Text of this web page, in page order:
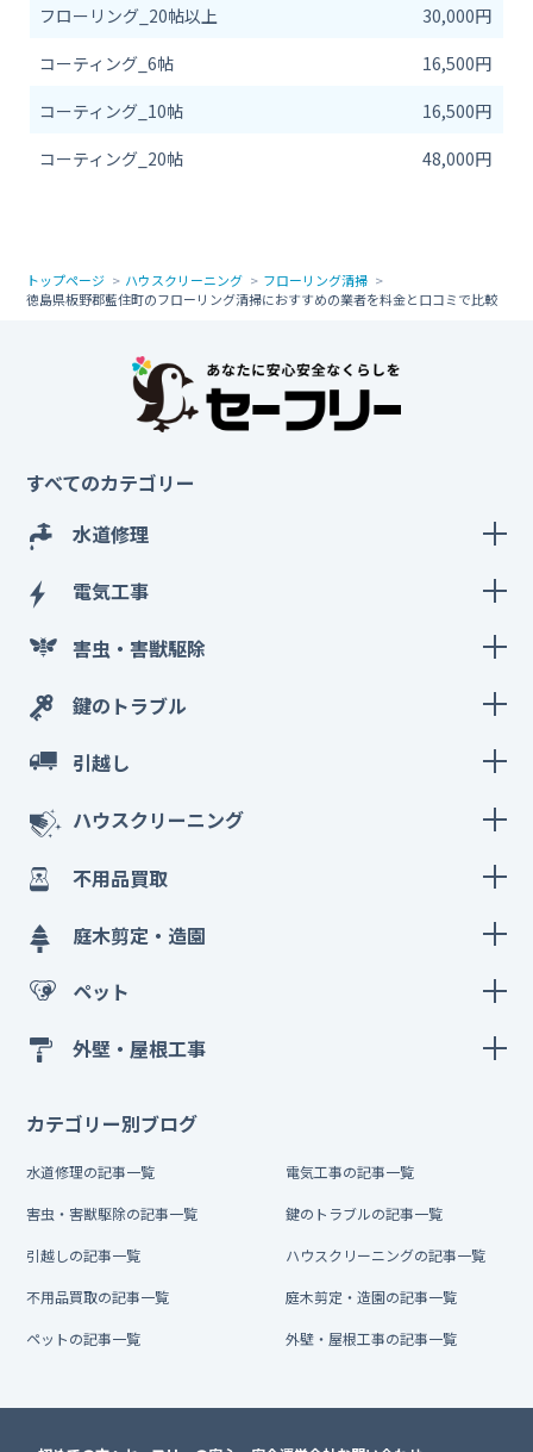
フローリング_20帖以上
30,000円
コーティング_6帖
16,500円
コーティング_10帖
16,500円
コーティング_20帖
48,000円
トップページ ハウスクリーニング
フローリング清掃
徳島県板野郡藍住町のフローリング清掃におすすめの業者を料金と口コミで比較
すべてのカテゴリー
水道修理
電気工事
害虫・害獣駆除
鍵のトラブル
引越し
ハウスクリーニング
不用品買取
庭木剪定・造園
ペット
外壁・屋根工事
カテゴリー別ブログ
水道修理の記事一覧 電気工事の記事一覧
害虫・害獣駆除の記事一覧 鍵のトラブルの記事一覧
引越しの記事一覧 ハウスクリーニングの記事一覧
不用品買取の記事一覧 庭木剪定・造園の記事一覧
ペットの記事一覧 外壁・屋根工事の記事一覧